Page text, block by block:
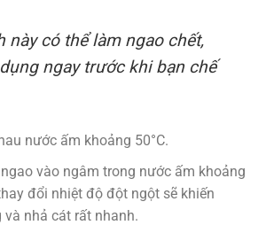
này có thể làm ngao chết,
ngay trước khi bạn chế
nước ấm khoảng 50°C.
vào ngâm trong nước ấm khoảng
đổi nhiệt độ đột ngột sẽ khiến
nhả cát rất nhanh.